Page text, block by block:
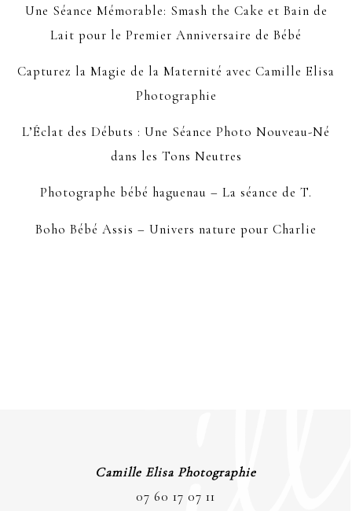
Une Séance Mémorable: Smash the Cake et Bain de
Lait pour le Premier Anniversaire de Bébé
Capturez la Magie de la Maternité avec Camille Elisa
Photographie
L’Éclat des Débuts : Une Séance Photo Nouveau-Né
dans les Tons Neutres
Photographe bébé haguenau – La séance de T.
Boho Bébé Assis – Univers nature pour Charlie
Camille Elisa Photographie
07 60 17 07 11